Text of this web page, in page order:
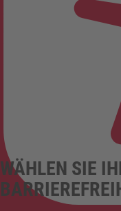
WÄHLEN SIE